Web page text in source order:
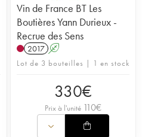
Vin de France BT Les
Boutières Yann Durieux -
Recrue des Sens
2017 A
Lot de 3 bouteilles | 1 en stock
330€
Prix à l'unité 110€